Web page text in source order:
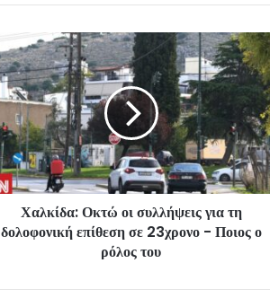
Χαλκίδα: Οκτώ οι συλλήψεις για τη
δολοφονική επίθεση σε 23χρονο - Ποιος ο
ρόλος του